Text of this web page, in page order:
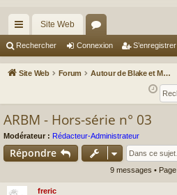
cc
ès
Site Web
or
u
Rechercher Connexion S’enregistrer
Site Web Forum Autour de Blake et Mortimer : Le nouveau chapitre / Un autre regard sur Blake et Mortimer
ARBM - Hors-série n° 03
Modérateur : Rédacteur-Administrateur
Répondre
9 messages • Page
freric